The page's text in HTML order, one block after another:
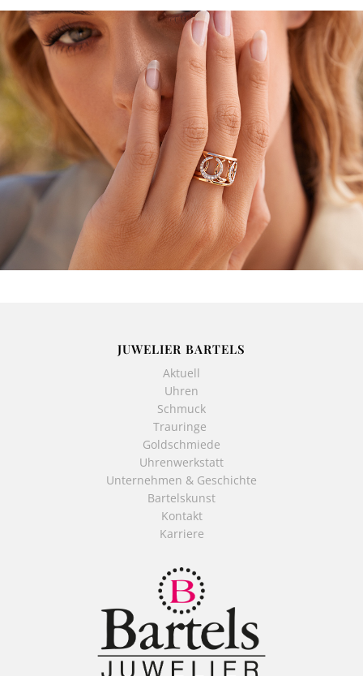
JUWELIER BARTELS
Aktuell
Uhren
Schmuck
Trauringe
Goldschmiede
Uhrenwerkstatt
Unternehmen & Geschichte
Bartelskunst
Kontakt
Karriere